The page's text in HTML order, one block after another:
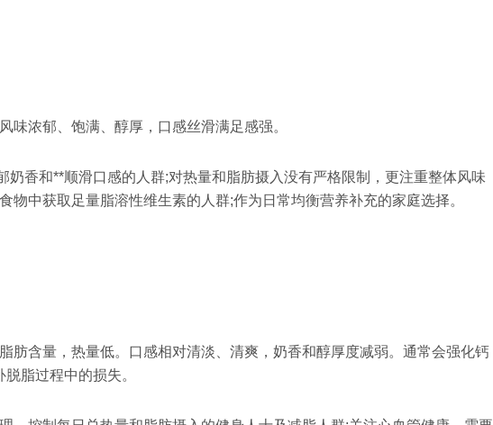
味浓郁、饱满、醇厚，口感丝滑满足感强。
奶香和**顺滑口感的人群;对热量和脂肪摄入没有严格限制，更注重整体风味
物中获取足量脂溶性维生素的人群;作为日常均衡营养补充的家庭选择。
肪含量，热量低。口感相对清淡、清爽，奶香和醇厚度减弱。通常会强化钙
脂过程中的损失。